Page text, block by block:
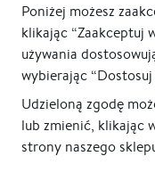
Poniżej możesz
klikając “Zaakceptuj
używania
wybierając “Dostosuj
Udzieloną zgodę
lub zmienić, klikając
strony naszego